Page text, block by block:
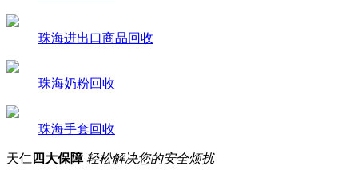
珠海进出口商品回收
珠海奶粉回收
珠海手套回收
天仁 四大保障 轻松解决您的安全烦扰